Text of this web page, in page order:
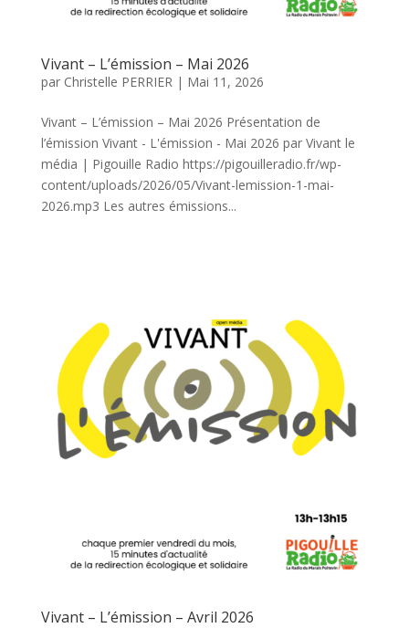
Vivant – L’émission – Mai 2026
par Christelle PERRIER| Mai 11, 2026
Vivant – L’émission – Mai 2026 Présentation de
l’émission Vivant - L'émission - Mai 2026 par Vivant le
média | Pigouille Radio https://pigouilleradio.fr/wp-
content/uploads/2026/05/Vivant-lemission-1-mai-
2026.mp3 Les autres émissions...
Vivant – L’émission – Avril 2026